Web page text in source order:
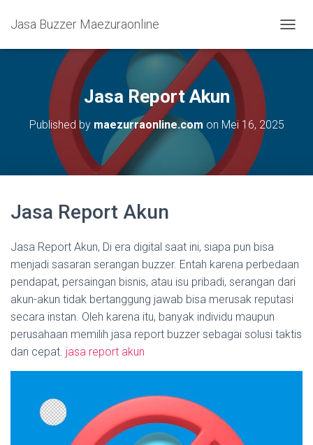
Jasa Buzzer Maezuraonline
O
Jasa Report Akun
Published by maezurraonline.com on Mei 16, 2025
Jasa Report Akun
Jasa Report Akun, Di era digital saat ini, siapa pun bisa
menjadi sasaran serangan buzzer. Entah karena perbedaan
pendapat, persaingan bisnis, atau isu pribadi, serangan dari
akun-akun tidak bertanggung jawab bisa merusak reputasi
secara instan. Oleh karena itu, banyak individu maupun
perusahaan memilih jasa report buzzer sebagai solusi taktis
dan cepat. jasa report akun